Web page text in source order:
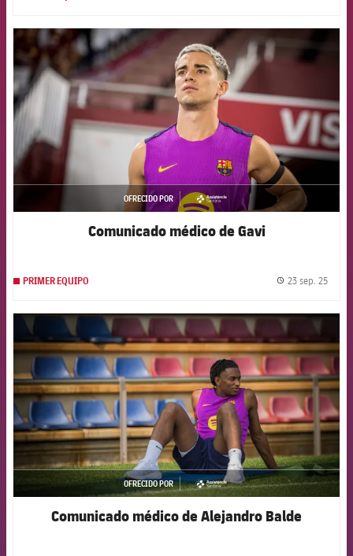
FCB Barcelona badge
OFRECIDO POR
asistencia
Comunicado médico de Gavi
PRIMER EQUIPO 23 sep. 25
FCB Barcelona badge
OFRECIDO POR
asistencia
Comunicado médico de Alejandro Balde